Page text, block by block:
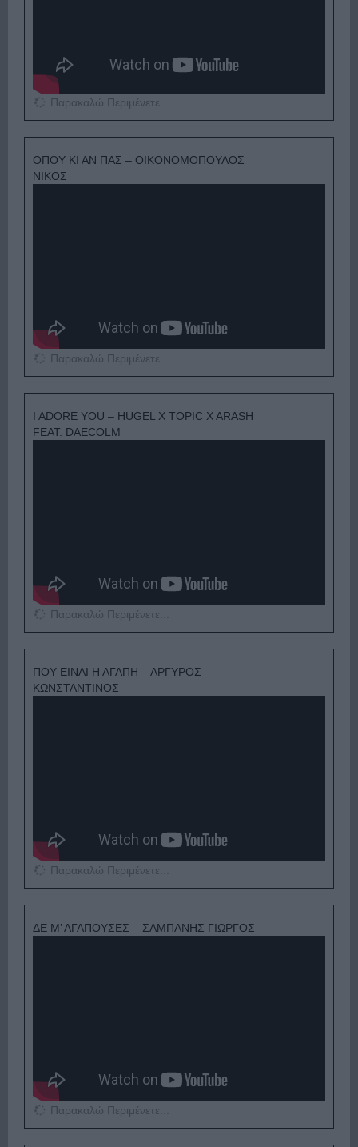
Παρακαλώ Περιμένετε...
ΟΠΟΥ ΚΙ ΑΝ ΠΑΣ – ΟΙΚΟΝΟΜΟΠΟΥΛΟΣ
ΝΙΚΟΣ
Παρακαλώ Περιμένετε...
I ADORE YOU – HUGEL X TOPIC X ARASH
FEAT. DAECOLM
Παρακαλώ Περιμένετε...
ΠΟΥ ΕΙΝΑΙ Η ΑΓΑΠΗ – ΑΡΓΥΡΟΣ
ΚΩΝΣΤΑΝΤΙΝΟΣ
Παρακαλώ Περιμένετε...
ΔΕ Μ’ ΑΓΑΠΟΥΣΕΣ – ΣΑΜΠΑΝΗΣ ΓΙΩΡΓΟΣ
Παρακαλώ Περιμένετε...